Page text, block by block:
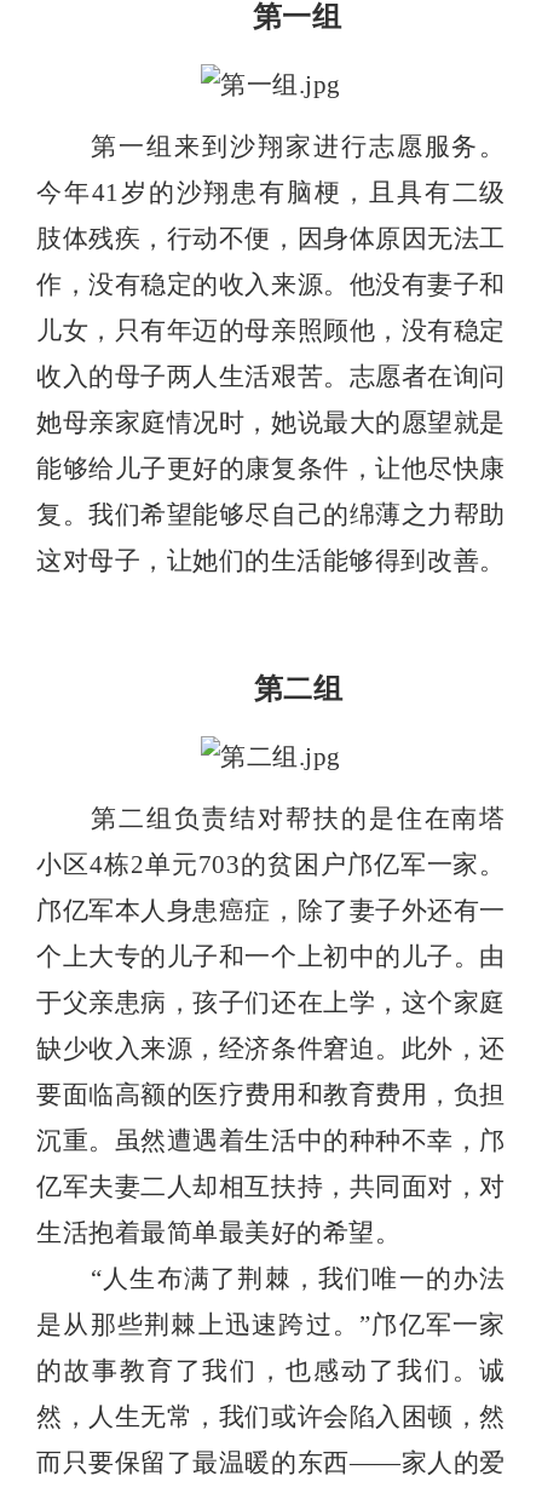
第一组
第一组来到沙翔家进行志愿服务。
今年41岁的沙翔患有脑梗，且具有二级
肢体残疾，行动不便，因身体原因无法工
作，没有稳定的收入来源。他没有妻子和
儿女，只有年迈的母亲照顾他，没有稳定
收入的母子两人生活艰苦。志愿者在询问
她母亲家庭情况时，她说最大的愿望就是
能够给儿子更好的康复条件，让他尽快康
复。我们希望能够尽自己的绵薄之力帮助
这对母子，让她们的生活能够得到改善。
第二组
第二组负责结对帮扶的是住在南塔
小区4栋2单元703的贫困户邝亿军一家。
邝亿军本人身患癌症，除了妻子外还有一
个上大专的儿子和一个上初中的儿子。由
于父亲患病，孩子们还在上学，这个家庭
缺少收入来源，经济条件窘迫。此外，还
要面临高额的医疗费用和教育费用，负担
沉重。虽然遭遇着生活中的种种不幸，邝
亿军夫妻二人却相互扶持，共同面对，对
生活抱着最简单最美好的希望。
“人生布满了荆棘，我们唯一的办法
是从那些荆棘上迅速跨过。 ”邝亿军一家
的故事教育了我们，也感动了我们。诚
然，人生无常，我们或许会陷入困顿，然
而只要保留了最温暖的东西——家人的爱